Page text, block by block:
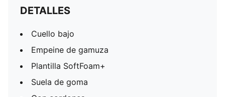
DETALLES
Cuello bajo
Empeine de gamuza
Plantilla SoftFoam+
Suela de goma